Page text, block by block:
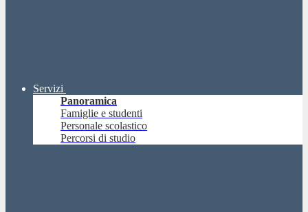
Servizi
Panoramica
Famiglie e studenti
Personale scolastico
Percorsi di studio